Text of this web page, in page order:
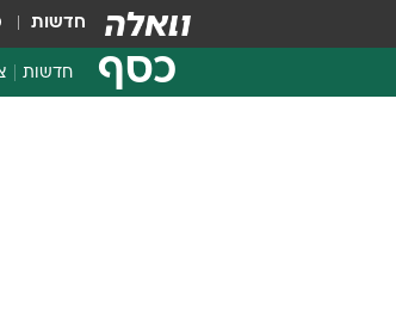
חדשות
כסף חדשות